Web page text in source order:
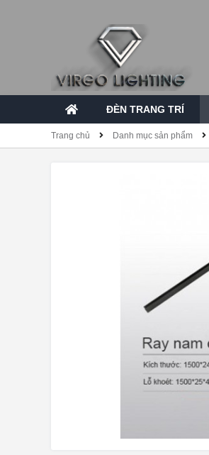
ĐÈN TRANG TRÍ
Trang chủ Danh mục sản phẩm